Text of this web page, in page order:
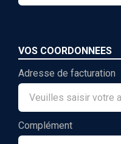
VOS COORDONNEES
Adresse de facturation
Complément